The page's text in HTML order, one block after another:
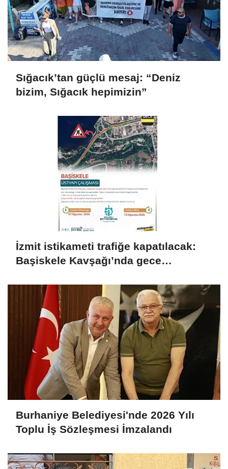
Sığacık’tan güçlü mesaj: “Deniz
bizim, Sığacık hepimizin”
İzmit istikameti trafiğe kapatılacak:
Başiskele Kavşağı’nda gece
Burhaniye Belediyesi'nde 2026 Yılı
Toplu İş Sözleşmesi İmzalandı